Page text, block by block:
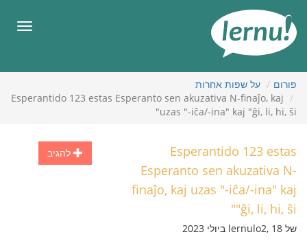
העניינים
פורום
על שפות אחרות
Esperantido 123 estas Esperanto sen akuzativa N-finaĵo, kaj
uzas "-iĉa/-ina" kaj "ĝi, li, hi, ŝi"
להגיב
Esperantido 123 estas
Esperanto sen akuzativa N-
finaĵo, kaj uzas "-iĉa/-ina" kaj
"ĝi, li, hi, ŝi"
של lernulo2, 18 ביולי 2023